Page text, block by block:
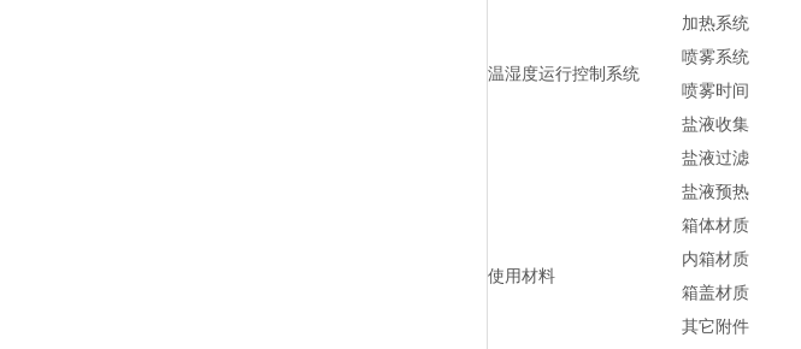
温湿度运行控制系统
加热系统
喷雾系统
喷雾时间
盐液收集
盐液过滤
盐液预热
使用材料
箱体材质
内箱材质
箱盖材质
其它附件